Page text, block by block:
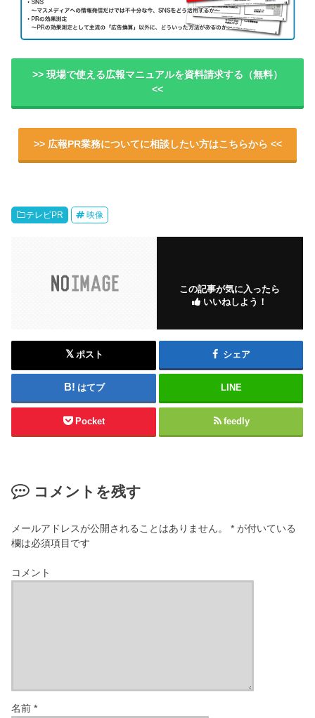
>> 現場で使える広報マニュアルを資料請求する（無料）
<<
>> 広報PR業務についてに相談したい方はこちらから <<
テレビPR 映像
この記事が気に入ったら
いいねしよう！
ポスト シェア
はてブ LINE
Pocket feedly
コメントを残す
メールアドレスが公開されることはありません。 * が付いている
欄は必須項目です
コメント
名前*